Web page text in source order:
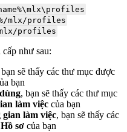
mlx/profiles
mlx/profiles
như sau:
sẽ thấy các thư mục được
bạn
, bạn sẽ thấy các thư mục
làm việc của bạn
gian làm việc, bạn sẽ thấy các
sơ của bạn